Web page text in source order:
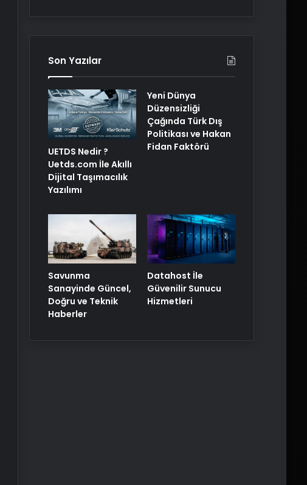
Son Yazılar
UETDS Nedir ?
Uetds.com İle Akıllı
Dijital Taşımacılık
Yazılımı
Yeni Dünya
Düzensizliği
Çağında Türk Dış
Politikası ve Hakan
Fidan Faktörü
Savunma
Sanayinde Güncel,
Doğru ve Teknik
Haberler
Datahost İle
Güvenilir Sunucu
Hizmetleri